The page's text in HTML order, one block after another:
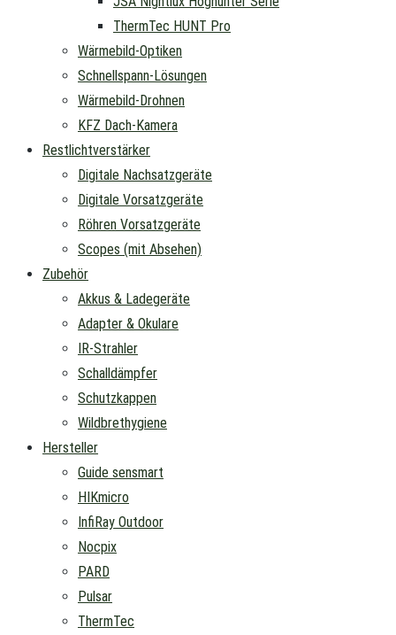
ThermTec HUNT Pro
Wärmebild-Optiken
Schnellspann-Lösungen
Wärmebild-Drohnen
KFZ Dach-Kamera
Restlichtverstärker
Digitale Nachsatzgeräte
Digitale Vorsatzgeräte
Röhren Vorsatzgeräte
Scopes (mit Absehen)
Zubehör
Akkus & Ladegeräte
Adapter & Okulare
IR-Strahler
Schalldämpfer
Schutzkappen
Wildbrethygiene
Hersteller
Guide sensmart
HIKmicro
InfiRay Outdoor
Nocpix
PARD
Pulsar
ThermTec